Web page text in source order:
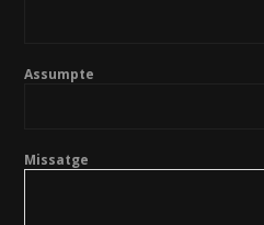
Assumpte
Missatge